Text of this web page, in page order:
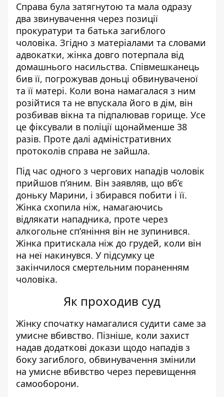
Справа була затягнутою та мала одразу
два звинувачення через позиції
прокуратури та батька загиблого
чоловіка. Згідно з матеріалами та словами
адвокатки, жінка довго потерпала від
домашнього насильства. Співмешканець
бив її, погрожував доньці обвинуваченої
та її матері. Коли вона намагалася з ним
розійтися та не впускала його в дім, він
розбивав вікна та підпалював горище. Усе
це фіксували в поліції щонайменше 38
разів. Проте далі адміністративних
протоколів справа не зайшла.
Під час одного з чергових нападів чоловік
прийшов п’яним. Він заявляв, що вб’є
доньку Марини, і збирався побити і її.
Жінка схопила ніж, намагаючись
відлякати нападника, проте через
алкогольне сп’яніння він не зупинився.
Жінка притискала ніж до грудей, коли він
на неї накинувся. У підсумку це
закінчилося смертельним пораненням
чоловіка.
Як проходив суд
Жінку спочатку намагалися судити саме за
умисне вбивство. Пізніше, коли захист
надав додаткові докази щодо нападів з
боку загиблого, обвинувачення змінили
на умисне вбивство через перевищення
самооборони.